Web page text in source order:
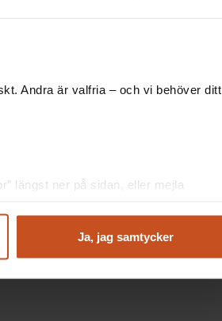
Andra är valfria – och vi behöver ditt
längst ner på sidan, eller mejla
Ja, jag samtycker